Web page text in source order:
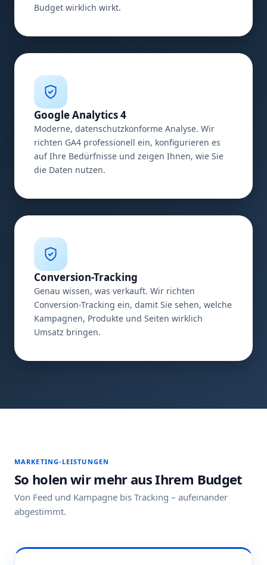
Budget wirklich wirkt.
Google Analytics 4
Moderne, datenschutzkonforme Analyse. Wir
richten GA4 professionell ein, konfigurieren es
auf Ihre Bedürfnisse und zeigen Ihnen, wie Sie
die Daten nutzen.
Conversion-Tracking
Genau wissen, was verkauft. Wir richten
Conversion-Tracking ein, damit Sie sehen, welche
Kampagnen, Produkte und Seiten wirklich
Umsatz bringen.
MARKETING-LEISTUNGEN
So holen wir mehr aus Ihrem Budget
Von Feed und Kampagne bis Tracking – aufeinander
abgestimmt.